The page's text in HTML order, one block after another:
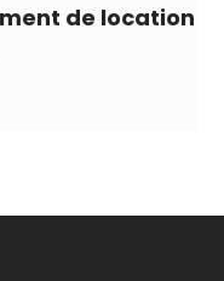
de location